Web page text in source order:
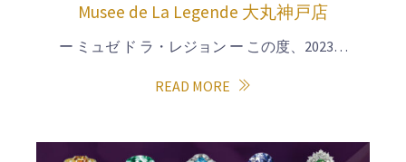
Musee de La Legende 大丸神戸店
ー ミュゼ ド ラ・レジョン ー この度、2023…
READ MORE